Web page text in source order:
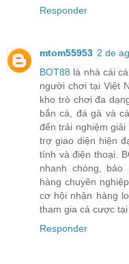
Responder
mtom55953 2 de
BOT88 là nhà cái
người chơi tại Việt
kho trò chơi đa
bắn cá, đá gà và
đến trải nghiệm
trợ giao diện hiện
tính và điện thoại.
nhanh chóng,
hàng chuyên
cơ hội nhận hàng
tham gia cá cược tại
Responder